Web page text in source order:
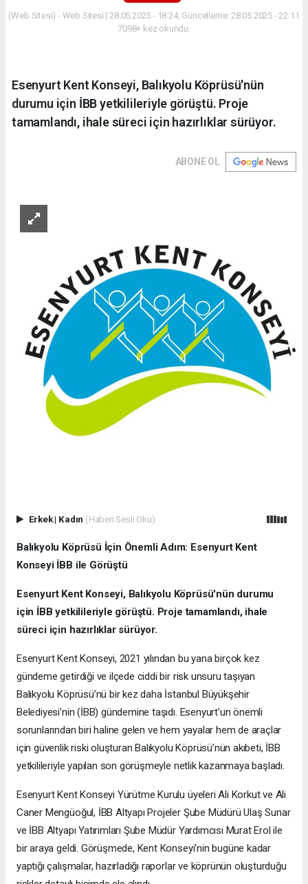
(Web Sitesi) - Web Sitesi | 28.05.2025 - 18:24, Güncelleme: 28.05.2025 - 22:11
7098+ kez okundu.
Esenyurt Kent Konseyi, Balıkyolu Köprüsü'nün
durumu için İBB yetkilileriyle görüştü. Proje
tamamlandı, ihale süreci için hazırlıklar sürüyor.
ABONE OL
Erkek| Kadın (Haberi Sesli Oku)
Balıkyolu Köprüsü İçin Önemli Adım: Esenyurt Kent
Konseyi İBB ile Görüştü
Esenyurt Kent Konseyi, Balıkyolu Köprüsü'nün durumu
için İBB yetkilileriyle görüştü. Proje tamamlandı, ihale
süreci için hazırlıklar sürüyor.
Esenyurt Kent Konseyi, 2021 yılından bu yana birçok kez
gündeme getirdiği ve ilçede ciddi bir risk unsuru taşıyan
Balıkyolu Köprüsü’nü bir kez daha İstanbul Büyükşehir
Belediyesi’nin (İBB) gündemine taşıdı. Esenyurt’un önemli
sorunlarından biri haline gelen ve hem yayalar hem de araçlar
için güvenlik riski oluşturan Balıkyolu Köprüsü’nün akıbeti, İBB
yetkilileriyle yapılan son görüşmeyle netlik kazanmaya başladı.
Esenyurt Kent Konseyi Yürütme Kurulu üyeleri Ali Korkut ve Ali
Caner Mengüoğul, İBB Altyapı Projeler Şube Müdürü Ulaş Sunar
ve İBB Altyapı Yatırımları Şube Müdür Yardımcısı Murat Erol ile
bir araya geldi. Görüşmede, Kent Konseyi'nin bugüne kadar
yaptığı çalışmalar, hazırladığı raporlar ve köprünün oluşturduğu